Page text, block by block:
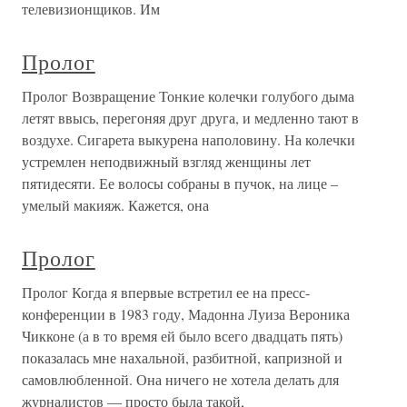
телевизионщиков. Им
Пролог
Пролог Возвращение Тонкие колечки голубого дыма
летят ввысь, перегоняя друг друга, и медленно тают в
воздухе. Сигарета выкурена наполовину. На колечки
устремлен неподвижный взгляд женщины лет
пятидесяти. Ее волосы собраны в пучок, на лице –
умелый макияж. Кажется, она
Пролог
Пролог Когда я впервые встретил ее на пресс-
конференции в 1983 году, Мадонна Луиза Вероника
Чикконе (а в то время ей было всего двадцать пять)
показалась мне нахальной, разбитной, капризной и
самовлюбленной. Она ничего не хотела делать для
журналистов — просто была такой,